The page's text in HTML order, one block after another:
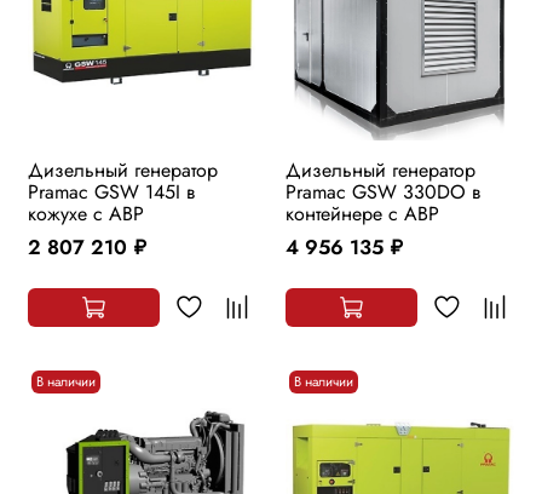
Дизельный генератор
Pramac GSW 145I в
кожухе с АВР
2 807 210 руб.
Дизельный генератор
Pramac GSW 330DO в
контейнере с АВР
4 956 135 руб.
В наличии В наличии